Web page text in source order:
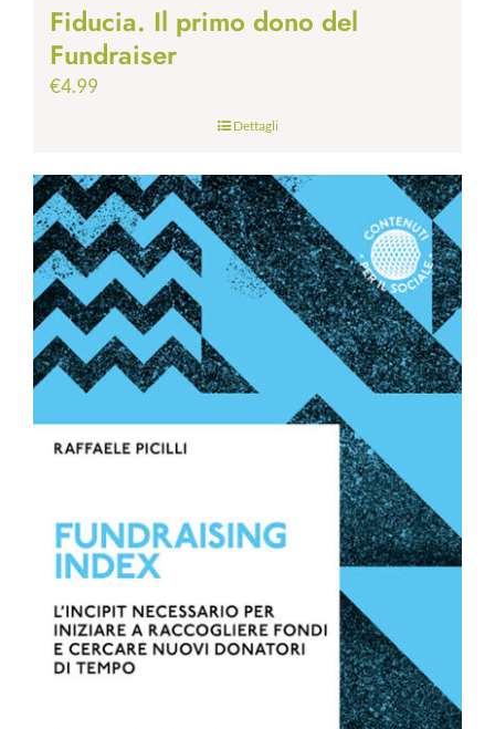
Fiducia. Il primo dono del
Fundraiser
€4.99
Dettagli